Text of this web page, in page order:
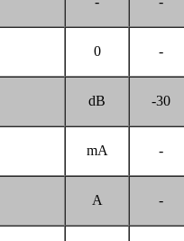
0 -
dB -30
mA -
A -